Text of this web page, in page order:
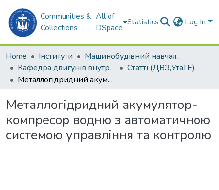
Communities &
Collections
All of
DSpace
Statistics Log In
Home Інститути
Машинобудівний навчально-науковий інститут (МННІ)
Кафедра двигунів внутрішнього згоряння, установок та технічної експлуатації (ДВЗ,УтаТЕ)
Статті (ДВЗ,УтаТЕ)
Металлогідридний акумулятор-компресор водню з автоматичною системою управління та контролю
Металлогідридний акумулятор-
компресор водню з автоматичною
системою управління та контролю